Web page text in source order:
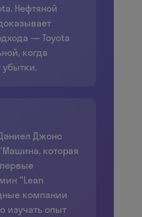
Нефтяной
— Toyota
когда
убытки.
Джонс
которая
"Lean
компании
изучать опыт